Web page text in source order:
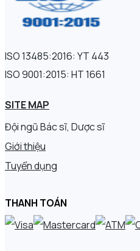
ISO 13485:2016: YT 443
ISO 9001:2015: HT 1661
SITE MAP
Đội ngũ Bác sĩ, Dược sĩ
Giới thiệu
Tuyển dụng
THANH TOÁN